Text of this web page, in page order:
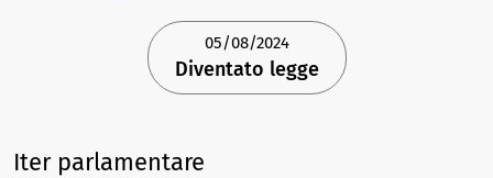
05/08/2024
Diventato legge
Iter parlamentare